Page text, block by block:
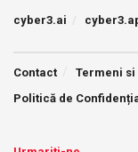
cyber3.ai
Contact Termeni si
Politică de